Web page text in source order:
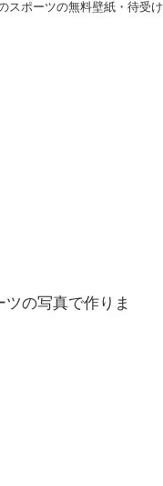
スポーツの無料壁紙・待受け
の写真で作りま